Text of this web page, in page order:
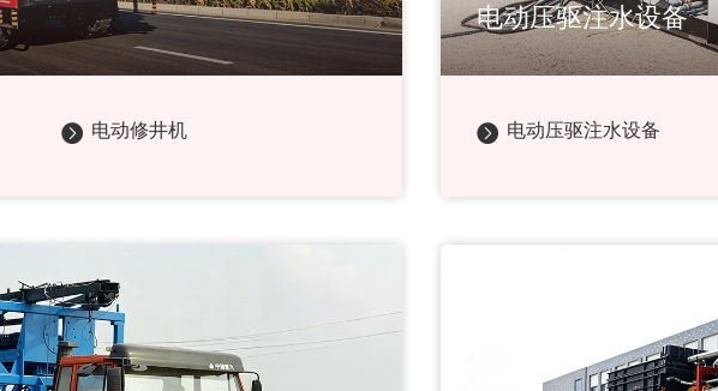
电动修井机
电动压驱注水设备
电动压驱注水设备